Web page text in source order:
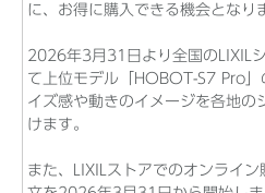
に、お得に購入できる機会となり
2026年3月31日より全国のLIXIL
て上位モデル「HOBOT-S7 Pro
イズ感や動きのイメージを各地の
けます。
また、LIXILストアでのオンライ